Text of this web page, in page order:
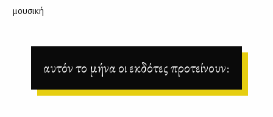
μου­σι­κή
αυτόν το μήνα οι εκδότες προτείνουν: